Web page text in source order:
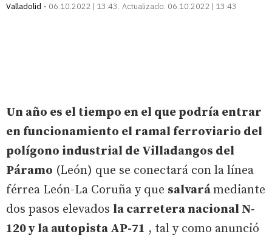
Valladolid
06.10.2022 | 13:43 Actualizado: 06.10.2022 | 13:43
Un año es el tiempo en el que podría entrar
en funcionamiento el ramal ferroviario del
polígono industrial de Villadangos del
Páramo (León) que se conectará con la línea
férrea León-La Coruña y que salvarámediante
dos pasos elevados la carretera nacional N-
120 y la autopista AP-71 , tal y como anunció